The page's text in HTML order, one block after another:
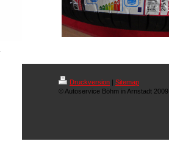
Druckversion | Sitemap
© Autoservice Böhm in Arnstadt 2009